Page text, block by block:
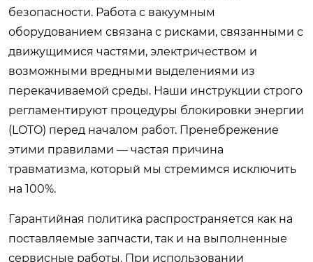
безопасности. Работа с вакуумным
оборудованием связана с рисками, связанными с
движущимися частями, электричеством и
возможными вредными выделениями из
перекачиваемой среды. Наши инструкции строго
регламентируют процедуры блокировки энергии
(LOTO) перед началом работ. Пренебрежение
этими правилами — частая причина
травматизма, который мы стремимся исключить
на 100%.
Гарантийная политика распространяется как на
поставляемые запчасти, так и на выполненные
сервисные работы. При использовании